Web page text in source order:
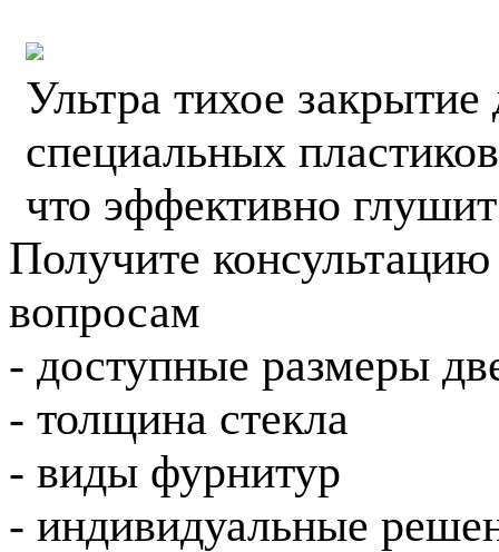
Ультра тихое закрытие
специальных
что эффективно
Получите
вопросам
- доступные размеры
- толщина стекла
- виды фурнитур
- индивидуальные